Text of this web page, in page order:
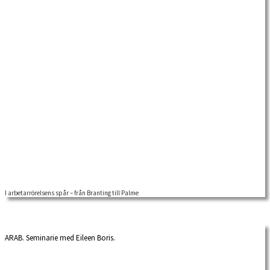
Följ med på en guidad vandring i arbetarrörelsens kvarter, mitt i centrala
I arbetarrörelsens spår – från Branting till Palme
ARAB. Seminarie med Eileen Boris.